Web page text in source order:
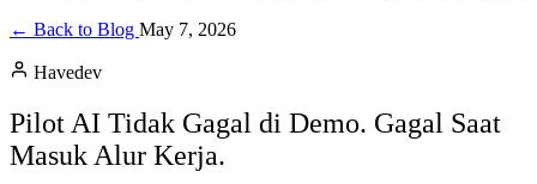
← Back to Blog May 7, 2026
Havedev
Pilot AI Tidak Gagal di Demo. Gagal Saat
Masuk Alur Kerja.